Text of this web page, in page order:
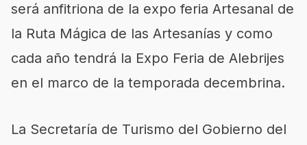
será anfitriona de la expo feria Artesanal de
la Ruta Mágica de las Artesanías y como
cada año tendrá la Expo Feria de Alebrijes
en el marco de la temporada decembrina.
La Secretaría de Turismo del Gobierno del